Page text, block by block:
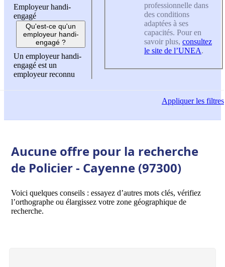
Employeur handi-
engagé
Qu'est-ce qu'un
employeur handi-
engagé ?
Un employeur handi-
engagé est un
employeur reconnu
professionnelle dans
des conditions
adaptées à ses
capacités. Pour en
savoir plus, consultez
le site de l’UNEA.
Appliquerles filtres
Aucune offre pour la recherche
de Policier - Cayenne (97300)
Voici quelques conseils : essayez d’autres mots clés, vérifiez
l’orthographe ou élargissez votre zone géographique de
recherche.